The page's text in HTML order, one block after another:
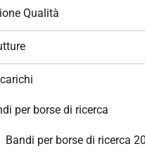
Qualità
per borse di ricerca
Bandi per borse di ricerca